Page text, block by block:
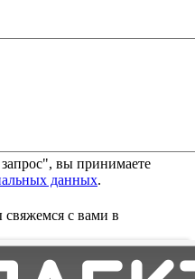
вы принимаете
данных.
с вами в